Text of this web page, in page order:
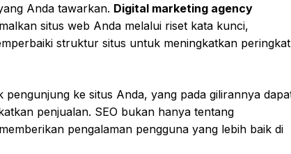
Anda tawarkan. Digital marketing agency
situs web Anda melalui riset kata kunci,
struktur situs untuk meningkatkan
pengunjung ke situs Anda, yang pada gilirannya
penjualan. SEO bukan hanya tentang
pengalaman pengguna yang lebih baik di